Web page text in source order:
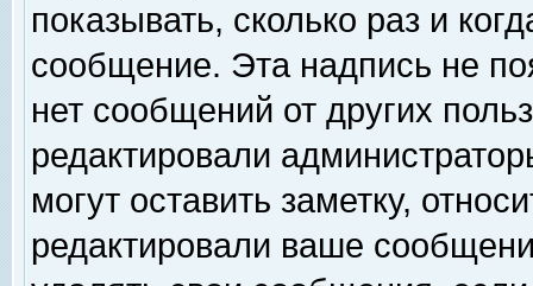
показывать, сколько раз и
сообщение. Эта надпись не
нет сообщений от других
редактировали
могут оставить заметку,
редактировали ваше